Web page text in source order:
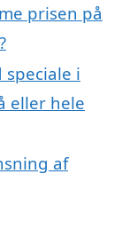
prisen på
i
eller hele
af